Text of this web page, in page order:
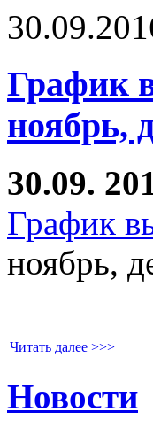
График
ноябрь,
30.09.
График
ноябрь,
Читать далее >>>
Новости